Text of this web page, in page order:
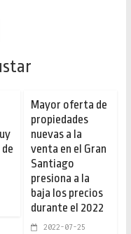
Mayor oferta de
propiedades
nuevas a la
venta en el Gran
Santiago
presiona a la
baja los precios
durante el 2022
2022-07-25